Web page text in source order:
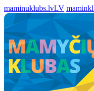
maminuklubs.lvLV